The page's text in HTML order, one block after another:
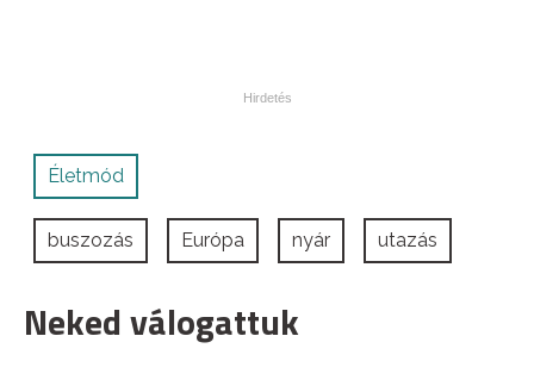
Életmód
buszozás Európa nyár utazás
Neked válogattuk